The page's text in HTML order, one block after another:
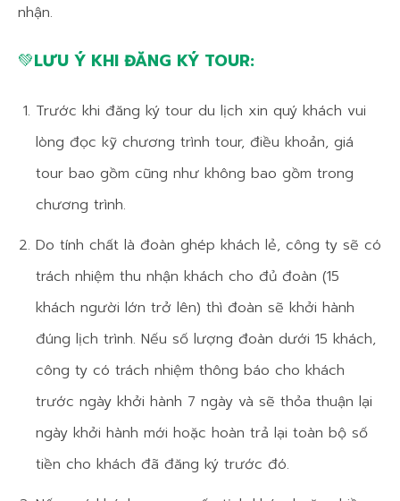
nhận.
💚LƯU Ý KHI ĐĂNG KÝ TOUR:
Trước khi đăng ký tour du lịch xin quý khách vui
lòng đọc kỹ chương trình tour, điều khoản, giá
tour bao gồm cũng như không bao gồm trong
chương trình.
Do tính chất là đoàn ghép khách lẻ, công ty sẽ có
trách nhiệm thu nhận khách cho đủ đoàn (15
khách người lớn trở lên) thì đoàn sẽ khởi hành
đúng lịch trình. Nếu số lượng đoàn dưới 15 khách,
công ty có trách nhiệm thông báo cho khách
trước ngày khởi hành 7 ngày và sẽ thỏa thuận lại
ngày khởi hành mới hoặc hoàn trả lại toàn bộ số
tiền cho khách đã đăng ký trước đó.